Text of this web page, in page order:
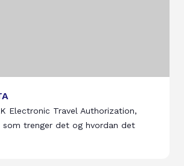
Electronic Travel Authorization,
som trenger det og hvordan det